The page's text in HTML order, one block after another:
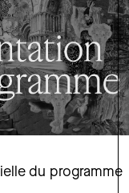
du programme